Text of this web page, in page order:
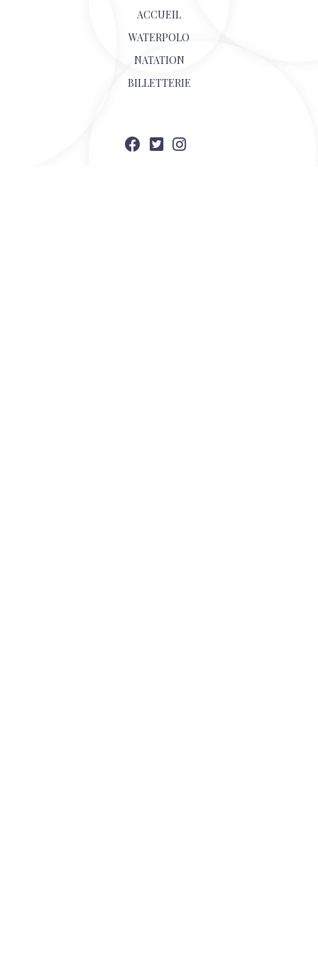
ACCUEIL
WATERPOLO
NATATION
BILLETTERIE